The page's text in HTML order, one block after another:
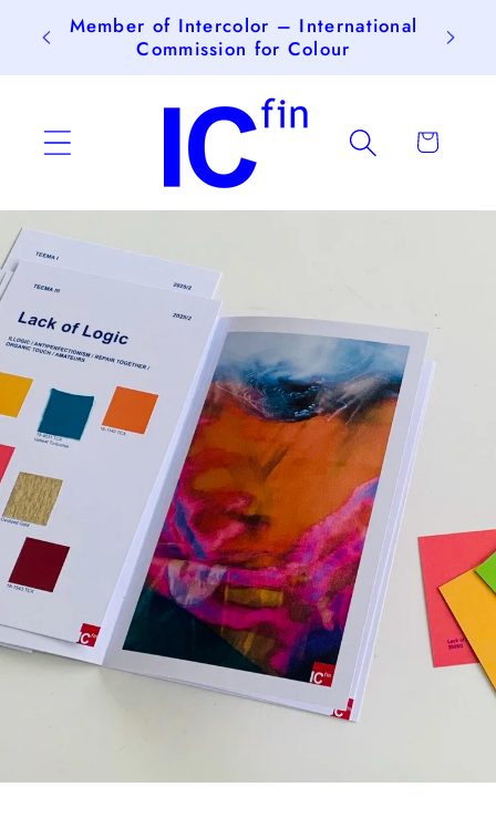
Skip to
content
Member of Intercolor – International
Commission for Colour
Cart